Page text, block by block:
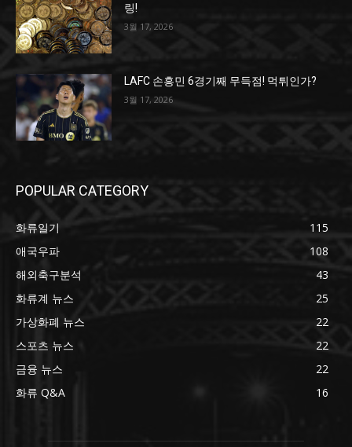
링!
3월 17, 2026
LAFC 손흥민 6경기째 무득점! 먹튀인가?
3월 17, 2026
POPULAR CATEGORY
화류일기
115
애국우파
108
해외축구분석
43
화류계 뉴스
25
가상화폐 뉴스
22
스포츠 뉴스
22
금융 뉴스
22
화류 Q&A
16